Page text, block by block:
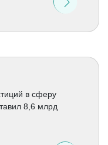
в сферу
8,6 млрд